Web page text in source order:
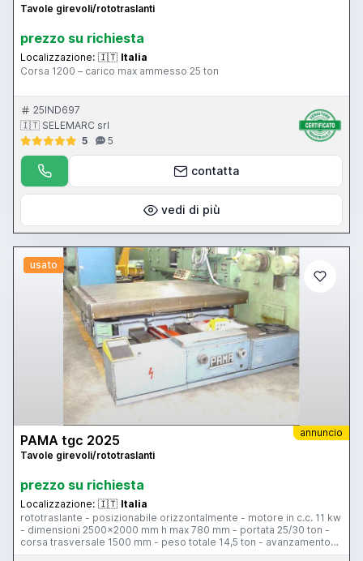
Tavole girevoli/rototraslanti
prezzo su richiesta
Localizzazione: 🇮🇹 Italia
Corsa 1200 – carico max ammesso 25 ton
25IND697
🇮🇹 SELEMARC srl
5
5
contatta
vedi di più
usato
annuncio
PAMA tgc 2025
Tavole girevoli/rototraslanti
prezzo su richiesta
Localizzazione: 🇮🇹 Italia
rototraslante - posizionabile orizzontalmente - motore in c.c. 11 kw
- dimensioni 2500x2000 mm h max 780 mm - portata 25/30 ton -
corsa trasversale 1500 mm - peso totale 14,5 ton - avanzamento
2000 m/min